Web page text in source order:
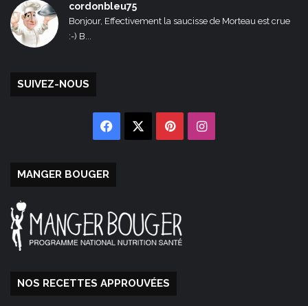
cordonbleu75
Bonjour, Effectivement la saucisse de Morteau est crue
:-) B...
SUIVEZ-NOUS
Facebook PinterestInstagram
MANGER BOUGER
NOS RECETTES APPROUVÉES